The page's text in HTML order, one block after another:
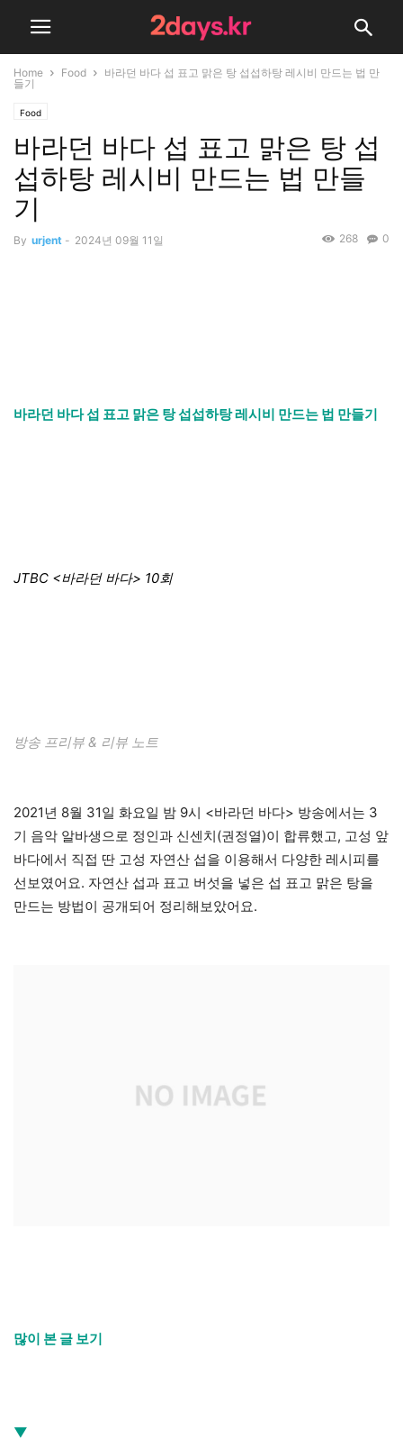
Home Food
바라던 바다 섭 표고 맑은 탕 섭섭하탕 레시비 만드는 법 만
들기
Food
바라던 바다 섭 표고 맑은 탕 섭
섭하탕 레시비 만드는 법 만들
기
By urjent - 2024년 09월 11일 0
268
바라던 바다 섭 표고 맑은 탕 섭섭하탕 레시비 만드는 법 만들기
JTBC <바라던 바다> 10회
방송 프리뷰 & 리뷰 노트
2021년 8월 31일 화요일 밤 9시 <바라던 바다> 방송에서는 3
기 음악 알바생으로 정인과 신센치(권정열)이 합류했고, 고성 앞
바다에서 직접 딴 고성 자연산 섭을 이용해서 다양한 레시피를
선보였어요. 자연산 섭과 표고 버섯을 넣은 섭 표고 맑은 탕을
만드는 방법이 공개되어 정리해보았어요.
많이 본 글 보기
▼